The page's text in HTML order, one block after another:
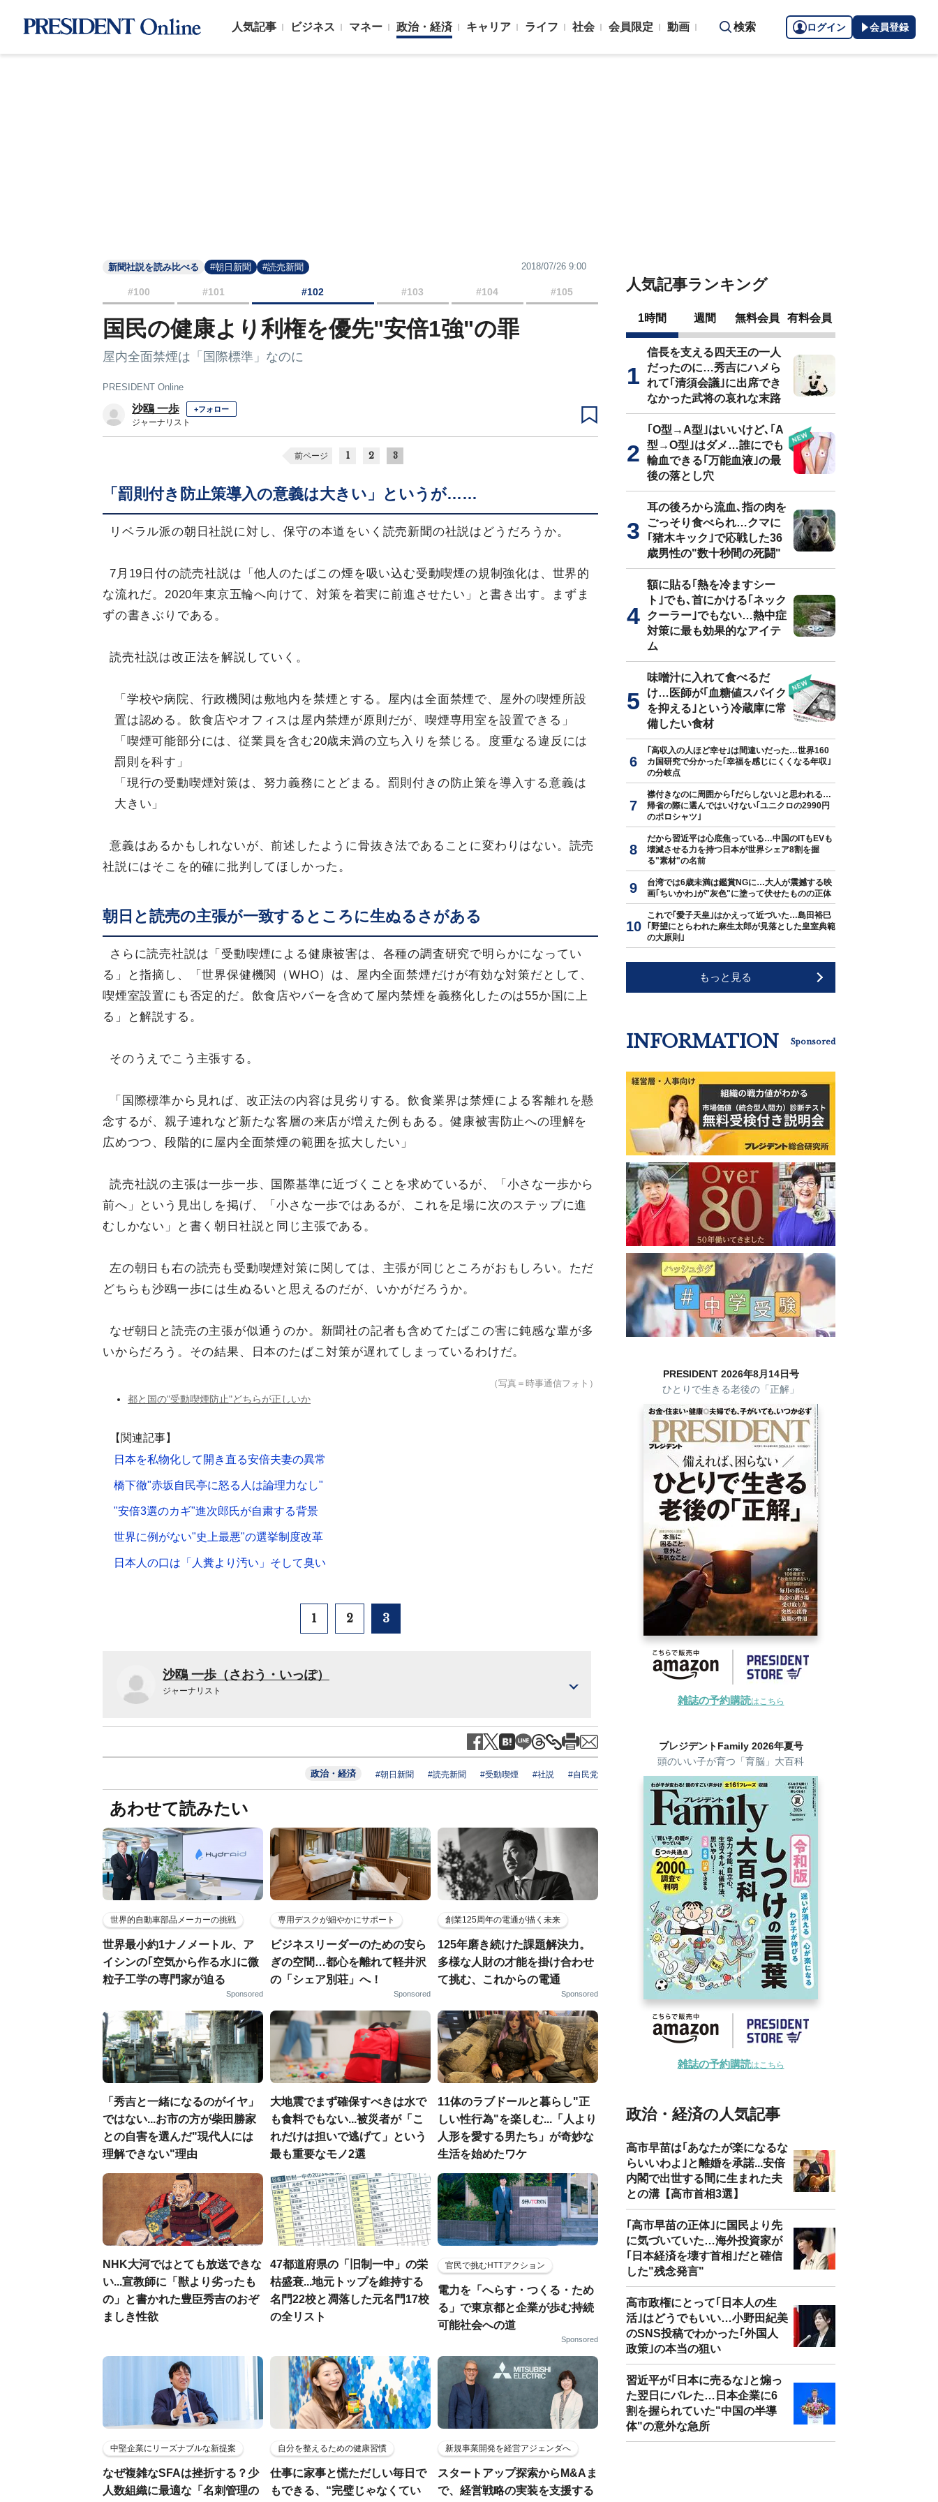
人気記事 ビジネス マネー 政治・経済 キャリア ライフ 社会 会員限定 動画 検索 ログイン 会員登録
新聞社説を読み比べる #朝日新聞 #読売新聞 2018/07/26 9:00
#100 #101 #102 #103 #104 #105
国民の健康より利権を優先"安倍1強"の罪
屋内全面禁煙は「国際標準」なのに
PRESIDENT Online
沙鴎 一歩 +フォロー
ジャーナリスト
前ページ 1 2 3
「罰則付き防止策導入の意義は大きい」というが……
リベラル派の朝日社説に対し、保守の本道をいく読売新聞の社説はどうだろうか。
7月19日付の読売社説は「他人のたばこの煙を吸い込む受動喫煙の規制強化は、世界的
な流れだ。2020年東京五輪へ向けて、対策を着実に前進させたい」と書き出す。まずま
ずの書きぶりである。
読売社説は改正法を解説していく。
「学校や病院、行政機関は敷地内を禁煙とする。屋内は全面禁煙で、屋外の喫煙所設
置は認める。飲食店やオフィスは屋内禁煙が原則だが、喫煙専用室を設置できる」
「喫煙可能部分には、従業員を含む20歳未満の立ち入りを禁じる。度重なる違反には
罰則を科す」
「現行の受動喫煙対策は、努力義務にとどまる。罰則付きの防止策を導入する意義は
大きい」
意義はあるかもしれないが、前述したように骨抜き法であることに変わりはない。読売
社説にはそこを的確に批判してほしかった。
朝日と読売の主張が一致するところに生ぬるさがある
さらに読売社説は「受動喫煙による健康被害は、各種の調査研究で明らかになってい
る」と指摘し、「世界保健機関（WHO）は、屋内全面禁煙だけが有効な対策だとして、
喫煙室設置にも否定的だ。飲食店やバーを含めて屋内禁煙を義務化したのは55か国に上
る」と解説する。
そのうえでこう主張する。
「国際標準から見れば、改正法の内容は見劣りする。飲食業界は禁煙による客離れを懸
念するが、親子連れなど新たな客層の来店が増えた例もある。健康被害防止への理解を
広めつつ、段階的に屋内全面禁煙の範囲を拡大したい」
読売社説の主張は一歩一歩、国際基準に近づくことを求めているが、「小さな一歩から
前へ」という見出しを掲げ、「小さな一歩ではあるが、これを足場に次のステップに進
むしかない」と書く朝日社説と同じ主張である。
左の朝日も右の読売も受動喫煙対策に関しては、主張が同じところがおもしろい。ただ
どちらも沙鴎一歩には生ぬるいと思えるのだが、いかがだろうか。
なぜ朝日と読売の主張が似通うのか。新聞社の記者も含めてたばこの害に鈍感な輩が多
いからだろう。その結果、日本のたばこ対策が遅れてしまっているわけだ。
（写真＝時事通信フォト）
都と国の"受動喫煙防止"どちらが正しいか
【関連記事】
日本を私物化して開き直る安倍夫妻の異常
橋下徹"赤坂自民亭に怒る人は論理力なし"
"安倍3選のカギ"進次郎氏が自粛する背景
世界に例がない"史上最悪"の選挙制度改革
日本人の口は「人糞より汚い」そして臭い
1 2 3
沙鴎 一歩（さおう・いっぽ）
ジャーナリスト
政治・経済 #朝日新聞 #読売新聞 #受動喫煙 #社説 #自民党
あわせて読みたい
世界的自動車部品メーカーの挑戦
世界最小約1ナノメートル、ア
イシンの｢空気から作る水｣に微
粒子工学の専門家が迫る
Sponsored
専用デスクが細やかにサポート
ビジネスリーダーのための安ら
ぎの空間…都心を離れて軽井沢
の「シェア別荘」へ！
Sponsored
創業125周年の電通が描く未来
125年磨き続けた課題解決力。
多様な人財の才能を掛け合わせ
て挑む、これからの電通
Sponsored
「秀吉と一緒になるのがイヤ」
ではない...お市の方が柴田勝家
との自害を選んだ"現代人には
理解できない"理由
大地震でまず確保すべきは水で
も食料でもない...被災者が「こ
れだけは担いで逃げて」という
最も重要なモノ2選
11体のラブドールと暮らし"正
しい性行為"を楽しむ...「人より
人形を愛する男たち」が奇妙な
生活を始めたワケ
NHK大河ではとても放送できな
い...宣教師に「獣より劣ったも
の」と書かれた豊臣秀吉のおぞ
ましき性欲
47都道府県の「旧制一中」の栄
枯盛衰...地元トップを維持する
名門22校と凋落した元名門17校
の全リスト
官民で挑むHTTアクション
電力を「へらす・つくる・ため
る」で東京都と企業が歩む持続
可能社会への道
Sponsored
中堅企業にリーズナブルな新提案
なぜ複雑なSFAは挫折する？少
人数組織に最適な「名刺管理の
自分を整えるための健康習慣
仕事に家事と慌ただしい毎日で
もできる、“完璧じゃなくてい
新規事業開発を経営アジェンダへ
スタートアップ探索からM&Aま
で、経営戦略の実装を支援する
人気記事ランキング
1時間 週間 無料会員 有料会員
信長を支える四天王の一人
だったのに…秀吉にハメら
れて｢清須会議｣に出席でき
なかった武将の哀れな末路
｢O型→A型｣はいいけど､｢A
型→O型｣はダメ…誰にでも
輸血できる｢万能血液｣の最
後の落とし穴
耳の後ろから流血､指の肉を
ごっそり食べられ…クマに
｢猪木キック｣で応戦した36
歳男性の"数十秒間の死闘"
額に貼る｢熱を冷ますシー
ト｣でも､首にかける｢ネック
クーラー｣でもない…熱中症
対策に最も効果的なアイテ
ム
味噌汁に入れて食べるだ
け…医師が｢血糖値スパイク
を抑える｣という冷蔵庫に常
備したい食材
｢高収入の人ほど幸せ｣は間違いだった…世界160
カ国研究で分かった｢幸福を感じにくくなる年収｣
の分岐点
襟付きなのに周囲から｢だらしない｣と思われる…
帰省の際に選んではいけない｢ユニクロの2990円
のポロシャツ｣
だから習近平は心底焦っている…中国のITもEVも
壊滅させる力を持つ日本が世界シェア8割を握
る"素材"の名前
台湾では6歳未満は鑑賞NGに…大人が震撼する映
画｢ちいかわ｣が"灰色"に塗って伏せたものの正体
これで｢愛子天皇｣はかえって近づいた…島田裕巳
｢野望にとらわれた麻生太郎が見落とした皇室典範
の大原則｣
もっと見る
INFORMATION Sponsored
PRESIDENT 2026年8月14日号
ひとりで生きる老後の「正解」
雑誌の予約購読はこちら
プレジデントFamily 2026年夏号
頭のいい子が育つ「育脳」大百科
雑誌の予約購読はこちら
政治・経済の人気記事
高市早苗は｢あなたが楽になるな
らいいわよ｣と離婚を承諾...安倍
内閣で出世する間に生まれた夫
との溝【高市首相3選】
｢高市早苗の正体｣に国民より先
に気づいていた…海外投資家が
｢日本経済を壊す首相｣だと確信
した"残念発言"
高市政権にとって｢日本人の生
活｣はどうでもいい…小野田紀美
のSNS投稿でわかった｢外国人
政策｣の本当の狙い
習近平が｢日本に売るな｣と煽っ
た翌日にバレた…日本企業に6
割を握られていた"中国の半導
体"の意外な急所